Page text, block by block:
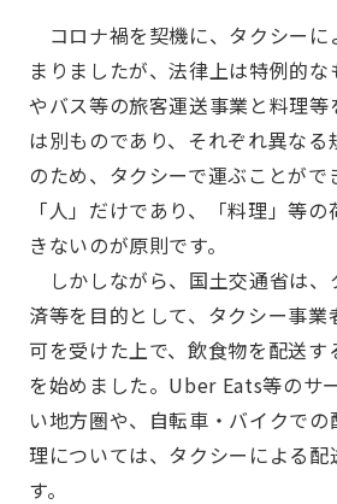
コロナ禍を契機に、タクシーに
まりましたが、法律上は特例的な
やバス等の旅客運送事業と料理
は別ものであり、それぞれ異なる
のため、タクシーで運ぶことが
「人」だけであり、「料理」等
きないのが原則です。
しかしながら、国土交通省は、
済等を目的として、タクシー事
可を受けた上で、飲食物を配送
を始めました。Uber Eats等のサ
い地方圏や、自転車・バイクで
理については、タクシーによる配
す。